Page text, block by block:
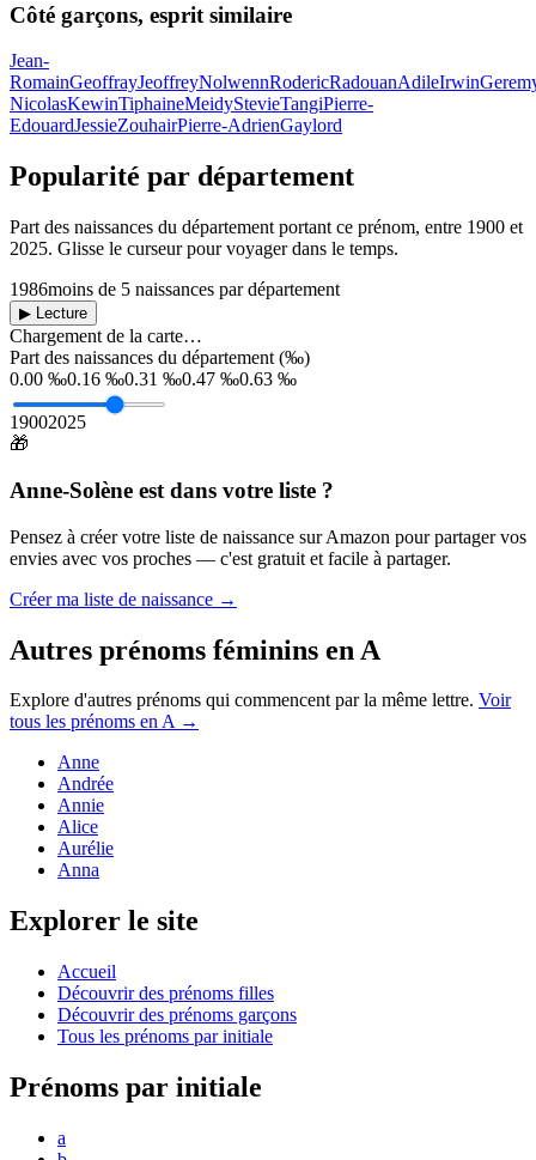
Côté garçons, esprit similaire
Jean-
RomainGeoffrayJeoffreyNolwennRodericRadouanAdileIrwin
NicolasKewinTiphaineMeidyStevieTangiPierre-
EdouardJessieZouhairPierre-AdrienGaylord
Popularité par département
Part des naissances du département portant ce prénom, entre 1900 et
2025. Glisse le curseur pour voyager dans le temps.
1986moins de 5 naissances par département
▶ Lecture
Chargement de la carte…
Part des naissances du département (‰)
0.00 ‰0.16 ‰0.31 ‰0.47 ‰0.63 ‰
19002025
🎁
Anne-Solène est dans votre liste ?
Pensez à créer votre liste de naissance sur Amazon pour partager vos
envies avec vos proches — c'est gratuit et facile à partager.
Créer ma liste de naissance →
Autres prénoms féminins en A
Explore d'autres prénoms qui commencent par la même lettre. Voir
tous les prénoms enA→
Anne
Andrée
Annie
Alice
Aurélie
Anna
Explorer le site
Accueil
Découvrir des prénoms filles
Découvrir des prénoms garçons
Tous les prénoms par initiale
Prénoms par initiale
a